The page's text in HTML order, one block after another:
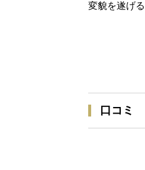
変貌を遂げ
口コミ